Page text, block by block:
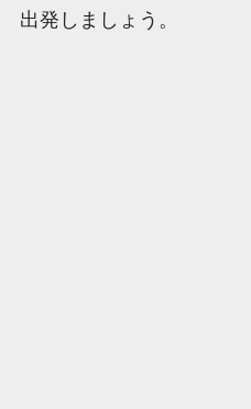
出発しましょう。